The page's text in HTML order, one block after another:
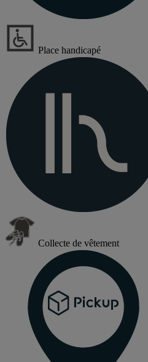
Place handicapé
Collecte de vêtement